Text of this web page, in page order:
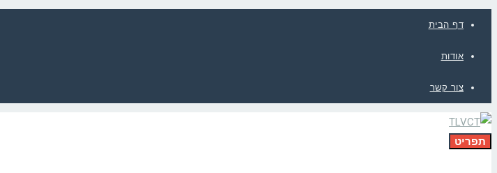
דף הבית
אודות
צור קשר
תפריט